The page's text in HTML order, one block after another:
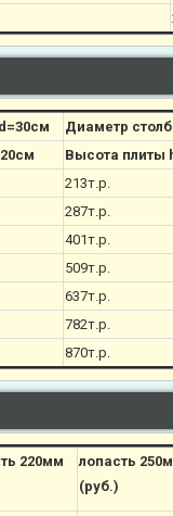
Диаметр
Высота плиты
213т.р.
287т.р.
401т.р.
509т.р.
637т.р.
782т.р.
870т.р.
220мм
лопасть
(руб.)